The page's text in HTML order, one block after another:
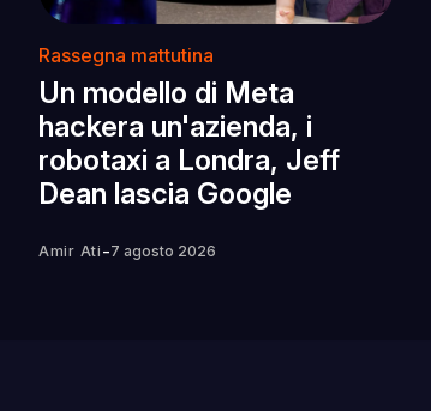
Rassegna mattutina
Un modello di Meta
hackera un'azienda, i
robotaxi a Londra, Jeff
Dean lascia Google
Amir Ati -7 agosto 2026